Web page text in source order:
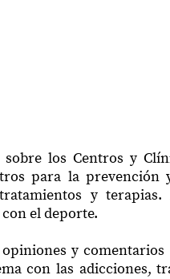
los Centros y
para la prevención
y
el deporte.
y
con las adicciones,